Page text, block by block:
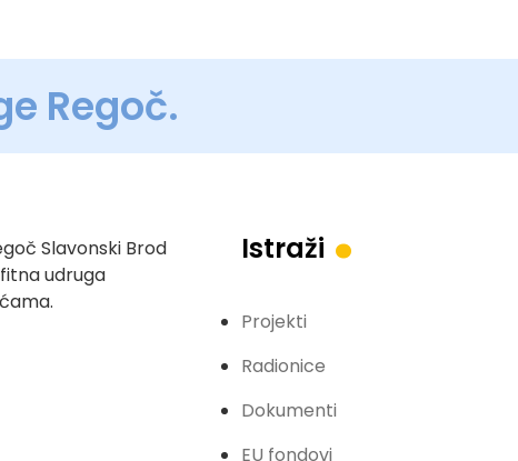
Regoč.
Slavonski Brod
udruga
Istraži .
Projekti
Radionice
Dokumenti
EU fondovi